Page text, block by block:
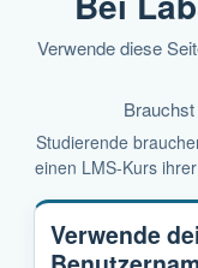
Verwende diese
Studierende
einen LMS-Kurs
Verwende